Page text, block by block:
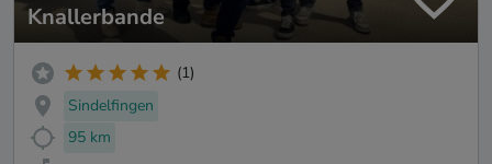
Knallerbande
(1)
Sindelfingen
95 km